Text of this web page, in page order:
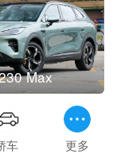
Max
车 更多